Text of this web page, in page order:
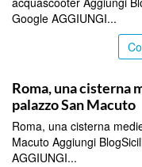
Google AGGIUNGI...
Roma, una cisterna
palazzo San Macuto
Roma, una cisterna
Macuto Aggiungi
AGGIUNGI...